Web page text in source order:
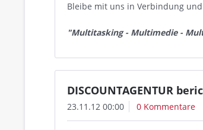
Bleibe mit uns in Verbindung
"Multitasking - Multimedie -
DISCOUNTAGENTUR
23.11.12 00:00 0 Kommentare